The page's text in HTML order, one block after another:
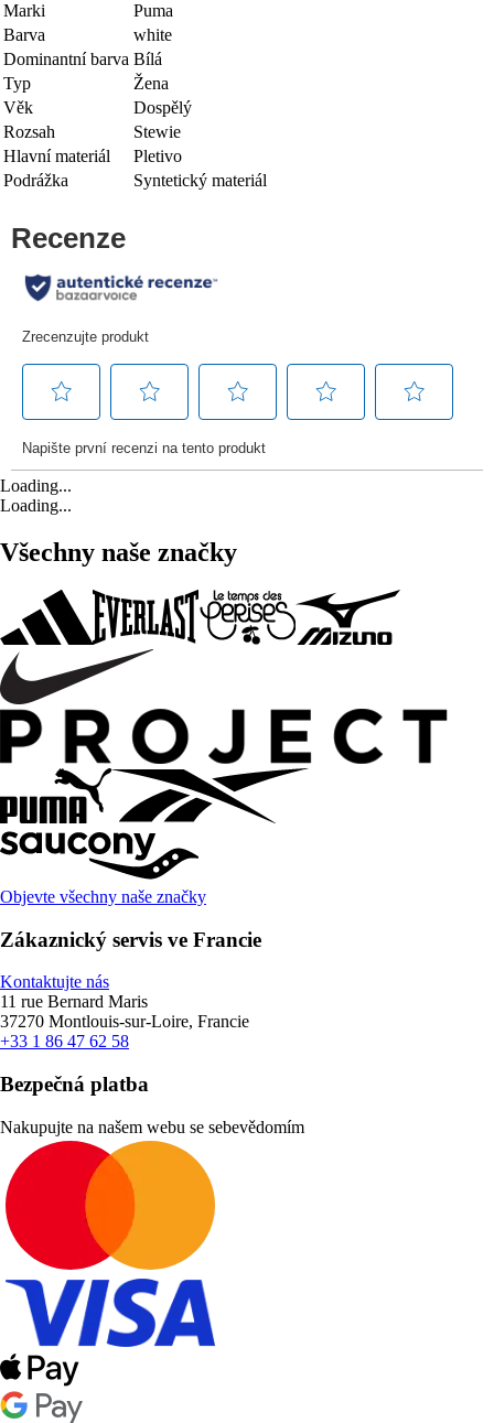
Marki
Puma
Barva
white
Dominantní barva Bílá
Typ
Žena
Věk
Dospělý
Rozsah
Stewie
Hlavní materiál
Pletivo
Podrážka
Syntetický materiál
Loading...
Loading...
Všechny naše značky
Objevte všechny naše značky
Zákaznický servis ve Francie
Kontaktujte nás
11 rue Bernard Maris
37270 Montlouis-sur-Loire, Francie
+33 1 86 47 62 58
Bezpečná platba
Nakupujte na našem webu se sebevědomím